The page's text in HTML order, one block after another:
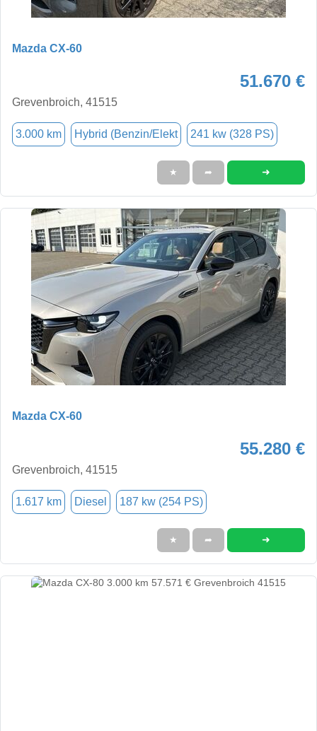
Mazda CX-60
51.670 €
Grevenbroich, 41515
3.000 km Hybrid (Benzin/Elekt 241 kw (328 PS)
★ ➦ ➜
Mazda CX-60
55.280 €
Grevenbroich, 41515
1.617 km Diesel 187 kw (254 PS)
★ ➦ ➜